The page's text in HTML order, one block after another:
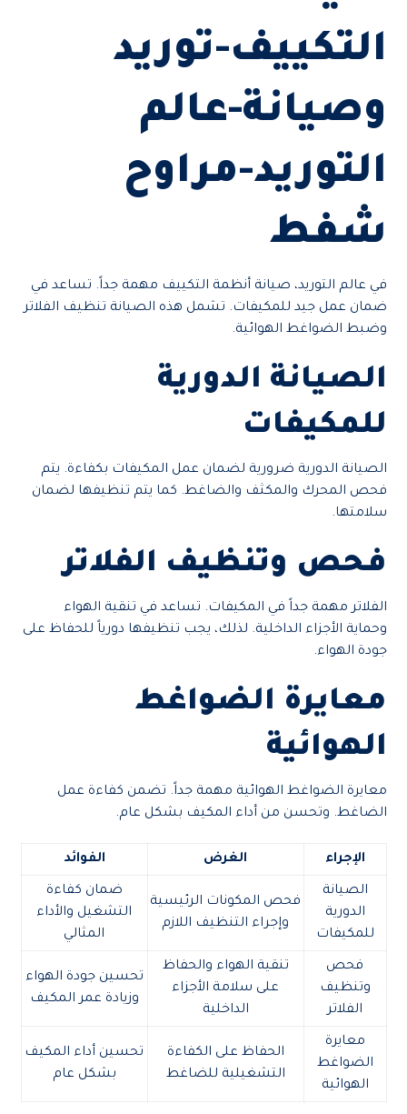
التكييف-توريد
وصيانة-عالم
التوريد-مراوح
شفط
في عالم التوريد، صيانة أنظمة التكييف مهمة جداً. تساعد في
ضمان عمل جيد للمكيفات. تشمل هذه الصيانة تنظيف الفلاتر
وضبط الضواغط الهوائية.
الصيانة الدورية
للمكيفات
الصيانة الدورية ضرورية لضمان عمل المكيفات بكفاءة. يتم
فحص المحرك والمكثف والضاغط. كما يتم تنظيفها لضمان
سلامتها.
فحص وتنظيف الفلاتر
الفلاتر مهمة جداً في المكيفات. تساعد في تنقية الهواء
وحماية الأجزاء الداخلية. لذلك، يجب تنظيفها دورياً للحفاظ على
جودة الهواء.
معايرة الضواغط
الهوائية
معايرة الضواغط الهوائية مهمة جداً. تضمن كفاءة عمل
الضاغط. وتحسن من أداء المكيف بشكل عام.
الإجراء الغرض الفوائد
الصيانة
الدورية
للمكيفات
فحص المكونات الرئيسية
وإجراء التنظيف اللازم
ضمان كفاءة
التشغيل والأداء
المثالي
فحص
وتنظيف
الفلاتر
تنقية الهواء والحفاظ
على سلامة الأجزاء
الداخلية
تحسين جودة الهواء
وزيادة عمر المكيف
معايرة
الضواغط
الهوائية
الحفاظ على الكفاءة
التشغيلية للضاغط
تحسين أداء المكيف
بشكل عام